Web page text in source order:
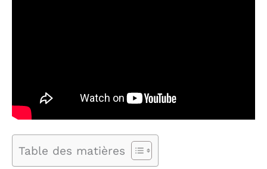
Table des matières